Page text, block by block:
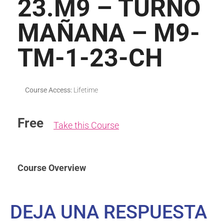
23.M9 – TURNO
MAÑANA – M9-
TM-1-23-CH
Course Access: Lifetime
Free Take this Course
Course Overview
DEJA UNA RESPUESTA